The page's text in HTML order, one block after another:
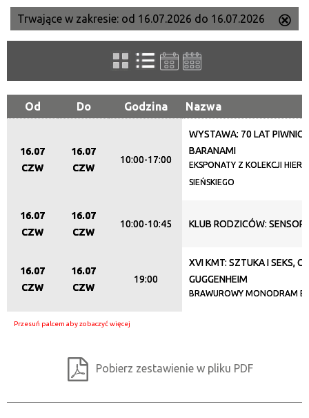
Szukana fraza
Kategoria
—
Trwające w zakresie: od 16.07.2026 do 16.07.2026
ten
Od Do Godzina Nazwa
16.07
CZW
16.07
CZW
10:00-17:00
WYSTAWA: 70 LAT
BARANAMI
EKSPONATY Z KOLEKCJI
SIEŃSKIEGO
16.07
CZW
16.07
CZW
10:00-10:45 KLUB RODZICÓW:
16.07
CZW
16.07
CZW
19:00
XVI KMT: SZTUKA I SEKS,
GUGGENHEIM
BRAWUROWY MONODRAM
Pobierz zestawienie w pliku PDF